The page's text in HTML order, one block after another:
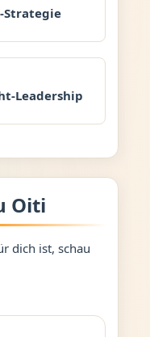
Strategie
Leadership
Oiti
dich ist, schau